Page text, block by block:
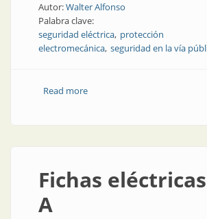
Autor:Walter Alfonso
Palabra clave:
seguridad eléctrica protección
electromecánica seguridad en la vía
Read moreabout Pintura dieléctrica en la
Fichas
A